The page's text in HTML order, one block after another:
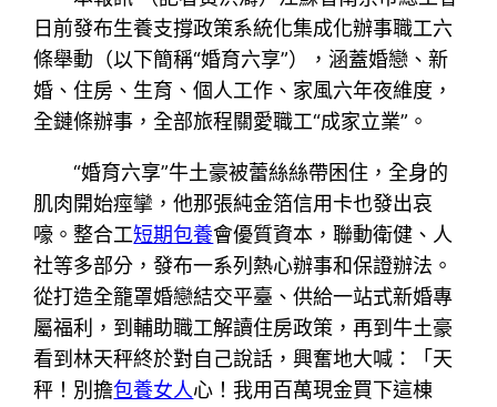
日前發布生養支撐政策系統化集成化辦事職工六
條舉動（以下簡稱“婚育六享”），涵蓋婚戀、新
婚、住房、生育、個人工作、家風六年夜維度，
全鏈條辦事，全部旅程關愛職工“成家立業”。
“婚育六享”牛土豪被蕾絲絲帶困住，全身的
肌肉開始痙攣，他那張純金箔信用卡也發出哀
嚎。整合工短期包養會優質資本，聯動衛健、人
社等多部分，發布一系列熱心辦事和保證辦法。
從打造全籠罩婚戀結交平臺、供給一站式新婚專
屬福利，到輔助職工解讀住房政策，再到牛土豪
看到林天秤終於對自己說話，興奮地大喊：「天
秤！別擔包養女人心！我用百萬現金買下這棟